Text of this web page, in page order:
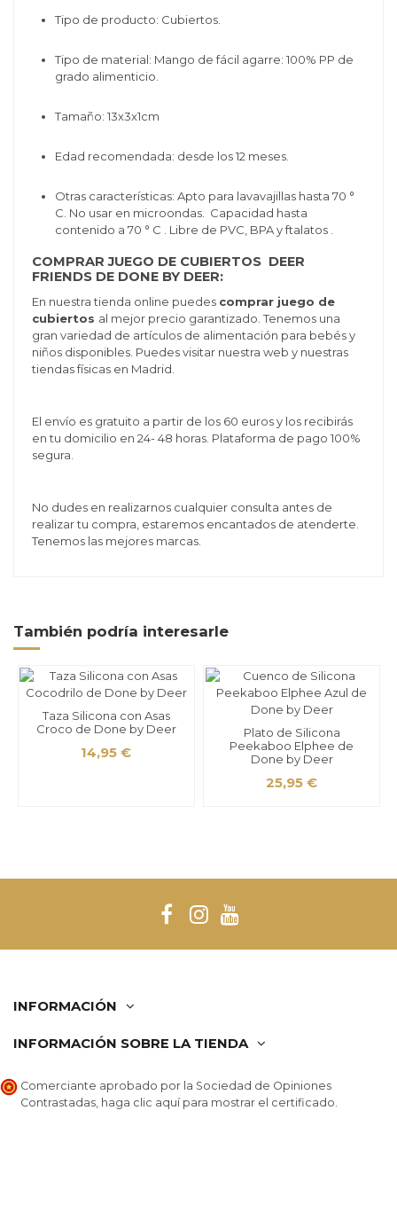
Tipo de producto: Cubiertos.
Tipo de material: Mango de fácil agarre: 100% PP de
grado alimenticio.
Tamaño: 13x3x1cm
Edad recomendada: desde los 12 meses.
Otras características: Apto para lavavajillas hasta 70 °
C. No usar en microondas. Capacidad hasta
contenido a 70 ° C
Libre de PVC, BPA y ftalatos.
COMPRAR JUEGO DE CUBIERTOS DEER
FRIENDS DE DONE BY DEER:
En nuestra tienda online puedes comprar juego de
cubiertos al mejor precio garantizado. Tenemos una
gran variedad de artículos de alimentación para bebés y
niños disponibles. Puedes visitar nuestra web y nuestras
tiendas físicas en Madrid.
El envío es gratuito a partir de los 60 euros y los recibirás
en tu domicilio en 24- 48 horas. Plataforma de pago 100%
segura.
No dudes en realizarnos cualquier consulta antes de
realizar tu compra, estaremos encantados de atenderte.
Tenemos las mejores marcas.
También podría interesarle
Taza Silicona con Asas
Croco de Done by Deer
14,95 €
Plato de Silicona
Peekaboo Elphee de
Done by Deer
25,95 €
INFORMACIÓN
INFORMACIÓN SOBRE LA TIENDA
Comerciante aprobado por la Sociedad de Opiniones
Contrastadas, haga clic aquí para mostrar el certificado.